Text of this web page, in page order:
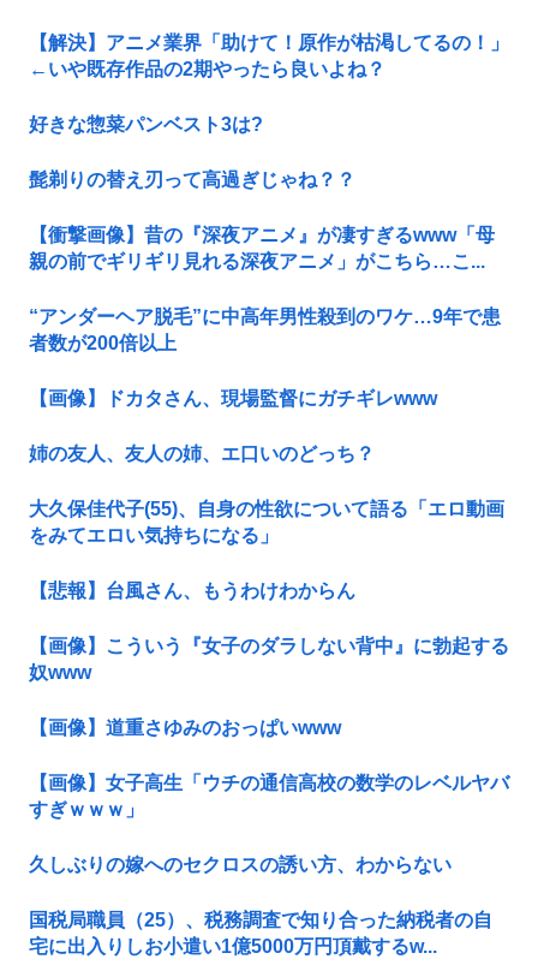
【解決】アニメ業界「助けて！原作が枯渇してるの！」
←いや既存作品の2期やったら良いよね？
好きな惣菜パンベスト3は?
髭剃りの替え刃って高過ぎじゃね？？
【衝撃画像】昔の『深夜アニメ』が凄すぎるwww「母
親の前でギリギリ見れる深夜アニメ」がこちら…こ...
“アンダーヘア脱毛”に中高年男性殺到のワケ…9年で患
者数が200倍以上
【画像】ドカタさん、現場監督にガチギレwww
姉の友人、友人の姉、エ口いのどっち？
大久保佳代子(55)、自身の性欲について語る「エロ動画
をみてエロい気持ちになる」
【悲報】台風さん、もうわけわからん
【画像】こういう『女子のダラしない背中』に勃起する
奴www
【画像】道重さゆみのおっぱいwww
【画像】女子高生「ウチの通信高校の数学のレベルヤバ
すぎｗｗｗ」
久しぶりの嫁へのセクロスの誘い方、わからない
国税局職員（25）、税務調査で知り合った納税者の自
宅に出入りしお小遣い1億5000万円頂戴するw...